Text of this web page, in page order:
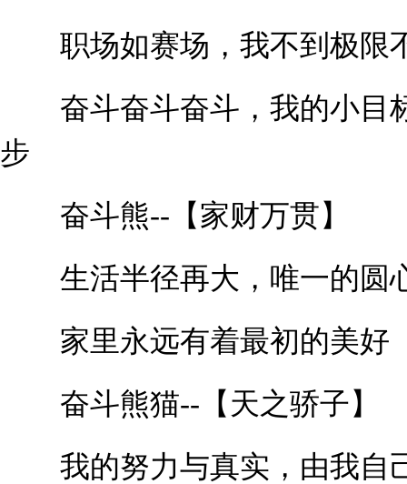
职场如赛场，我不到极限
奋斗奋斗奋斗，我的小目
步
奋斗熊--【家财万贯】
生活半径再大，唯一的圆
家里永远有着最初的美好
奋斗熊猫--【天之骄子】
我的努力与真实，由我自